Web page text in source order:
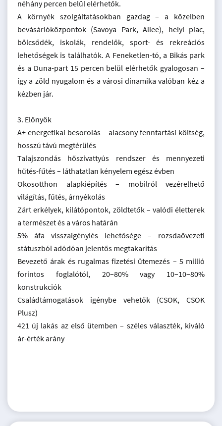
néhány percen belül elérhetők.
A környék szolgáltatásokban gazdag – a közelben
bevásárlóközpontok (Savoya Park, Allee), helyi piac,
bölcsődék, iskolák, rendelők, sport- és rekreációs
lehetőségek is találhatók. A Feneketlen-tó, a Bikás park
és a Duna-part 15 percen belül elérhetők gyalogosan –
így a zöld nyugalom és a városi dinamika valóban kéz a
kézben jár.
3. Előnyök
A+ energetikai besorolás – alacsony fenntartási költség,
hosszú távú megtérülés
Talajszondás hőszivattyús rendszer és mennyezeti
hűtés-fűtés – láthatatlan kényelem egész évben
Okosotthon alapkiépítés – mobilról vezérelhető
világítás, fűtés, árnyékolás
Zárt erkélyek, kilátópontok, zöldtetők – valódi életterek
a természet és a város határán
5% áfa visszaigénylés lehetősége – rozsdaövezeti
státuszból adódóan jelentős megtakarítás
Bevezető árak és rugalmas fizetési ütemezés – 5 millió
forintos foglalótól, 20–80% vagy 10–10–80%
konstrukciók
Családtámogatások igénybe vehetők (CSOK, CSOK
Plusz)
421 új lakás az első ütemben – széles választék, kiváló
ár-érték arány